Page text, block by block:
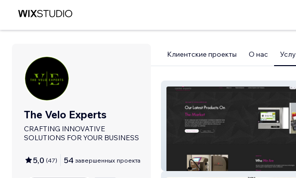
The Velo Experts
CRAFTING INNOVATIVE
SOLUTIONS FOR YOUR BUSINESS
5,0 (47) 54 завершенных проекта
Клиентские проекты О нас
Controlexperto